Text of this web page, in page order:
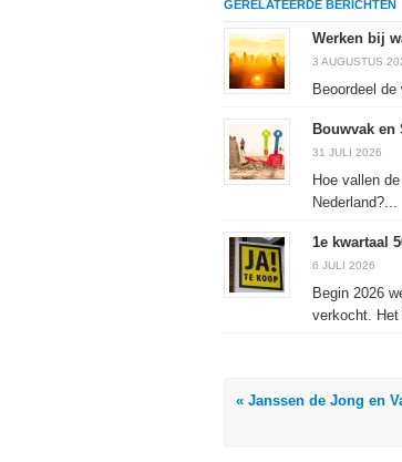
(Wordt
een
nieuw
venster
geopend)
(Wordt
een
venster
(Wordt
een
venster
in
GERELATEERDE BERICHTEN
Werken bij
3 AUGUSTUS
Beoordeel
Bouwvak en
31 JULI 2026
Hoe vallen
Nederland?...
1e kwartaal
6 JULI 2026
Begin 2026
verkocht. Het
« Janssen de Jong en